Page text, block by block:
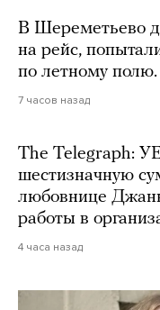
В Шереметьево
на рейс,
по летному
7 часов назад
The Telegraph:
шестизначную
любовнице
работы в
4 часа назад